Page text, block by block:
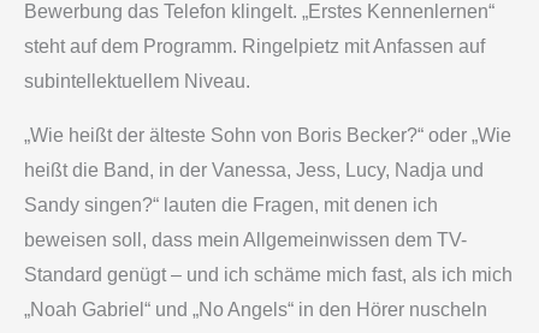
Bewerbung das Telefon klingelt. „Erstes Kennenlernen“
steht auf dem Programm. Ringelpietz mit Anfassen auf
subintellektuellem Niveau.
„Wie heißt der älteste Sohn von Boris Becker?“ oder „Wie
heißt die Band, in der Vanessa, Jess, Lucy, Nadja und
Sandy singen?“ lauten die Fragen, mit denen ich
beweisen soll, dass mein Allgemeinwissen dem TV-
Standard genügt – und ich schäme mich fast, als ich mich
„Noah Gabriel“ und „No Angels“ in den Hörer nuscheln